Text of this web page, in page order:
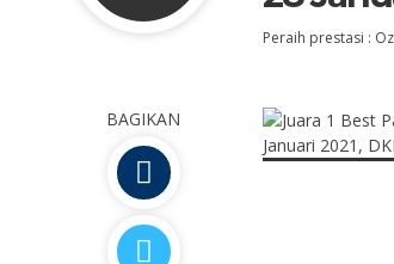
Peraih prestasi :
BAGIKAN